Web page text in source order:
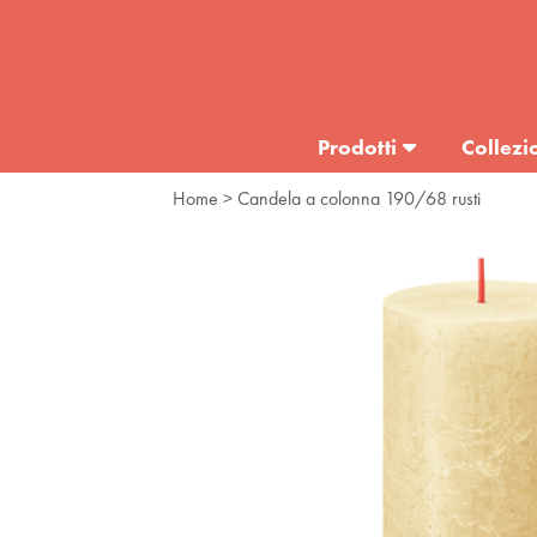
Prodotti
Home > Candela a colonna 190/68 rusti